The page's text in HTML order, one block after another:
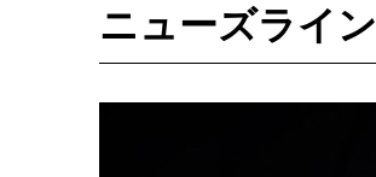
ニューズライン